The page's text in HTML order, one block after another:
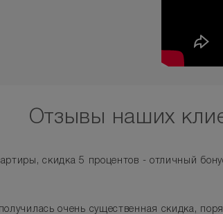
Отзывы наших
скидка 5 процентов - отличный
очень существенная скидка,